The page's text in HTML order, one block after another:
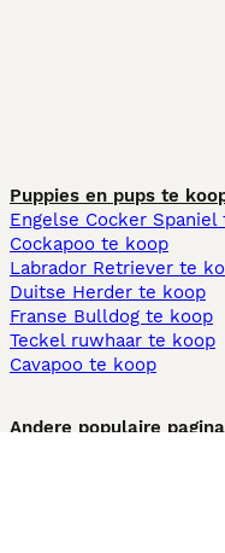
Puppies en pups te
Engelse Cocker
Cockapoo te koop
Labrador Retriever te
Duitse Herder te koop
Franse Bulldog te koop
Teckel ruwhaar te koop
Cavapoo te koop
Andere populaire